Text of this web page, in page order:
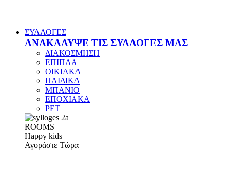
ΣΥΛΛΟΓΕΣ
ΑΝΑΚΑΛΥΨΕ ΤΙΣ ΣΥΛΛΟΓΕΣ ΜΑΣ
ΔΙΑΚΟΣΜΗΣΗ
ΕΠΙΠΛΑ
ΟΙΚΙΑΚΑ
ΠΑΙΔΙΚΑ
ΜΠΑΝΙΟ
ΕΠΟΧΙΑΚΑ
PET
ROOMS
Happy kids
Αγοράστε Τώρα